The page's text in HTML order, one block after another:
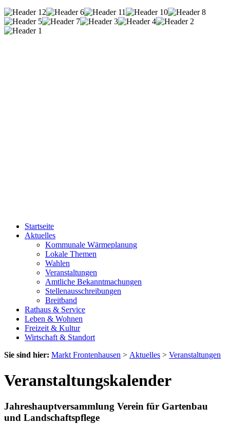
Startseite
Aktuelles
Kommunale Wärmeplanung
Lokale Themen
Wahlen
Veranstaltungen
Amtliche Bekanntmachungen
Stellenausschreibungen
Breitband
Rathaus & Service
Leben & Wohnen
Freizeit & Kultur
Wirtschaft & Standort
Sie sind hier: Markt Frontenhausen > Aktuelles > Veranstaltungen
Veranstaltungskalender
Jahreshauptversammlung Verein für Gartenbau
und Landschaftspflege